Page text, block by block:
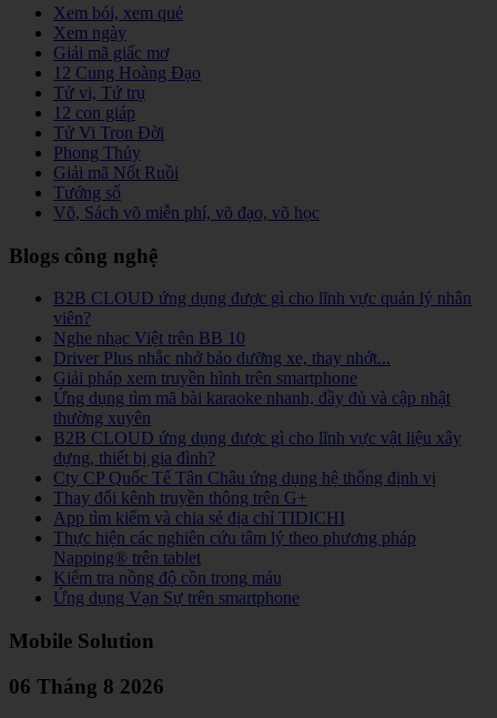
Xem bói, xem quẻ
Xem ngày
Giải mã giấc mơ
12 Cung Hoàng Đạo
Tử vi, Tứ trụ
12 con giáp
Tử Vi Trọn Đời
Phong Thủy
Giải mã Nốt Ruồi
Tướng số
Võ, Sách võ miễn phí, võ đạo, võ học
Blogs công nghệ
B2B CLOUD ứng dụng được gì cho lĩnh vực quản lý nhân
viên?
Nghe nhạc Việt trên BB 10
Driver Plus nhắc nhở bảo dưỡng xe, thay nhớt...
Giải pháp xem truyền hình trên smartphone
Ứng dụng tìm mã bài karaoke nhanh, đầy đủ và cập nhật
thường xuyên
B2B CLOUD ứng dụng được gì cho lĩnh vực vật liệu xây
dựng, thiết bị gia đình?
Cty CP Quốc Tế Tân Châu ứng dụng hệ thống định vị
Thay đổi kênh truyền thông trên G+
App tìm kiếm và chia sẻ địa chỉ TIDICHI
Thực hiện các nghiên cứu tâm lý theo phương pháp
Napping® trên tablet
Kiểm tra nồng độ cồn trong máu
Ứng dụng Vạn Sự trên smartphone
Mobile Solution
06 Tháng 8 2026